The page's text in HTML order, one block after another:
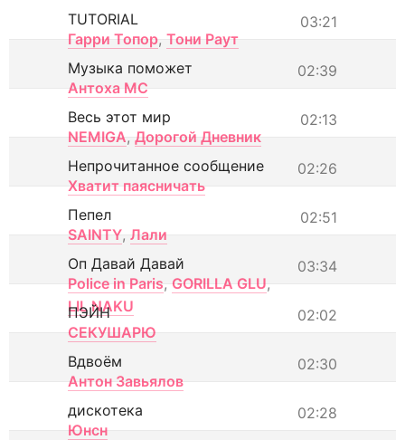
03:21
TUTORIAL
Гарри Топор, Тони Раут
02:39
Музыка поможет
Антоха МС
02:13
Весь этот мир
NEMIGA, Дорогой Дневник
02:26
Непрочитанное сообщение
Хватит паясничать
02:51
Пепел
SAINTY, Лали
03:34
Оп Давай Давай
Police in Paris, GORILLA GLU,
LIL NAKU
02:02
ПЭЙН
СЕКУШАРЮ
02:30
Вдвоём
Антон Завьялов
02:28
дискотека
Юнсн